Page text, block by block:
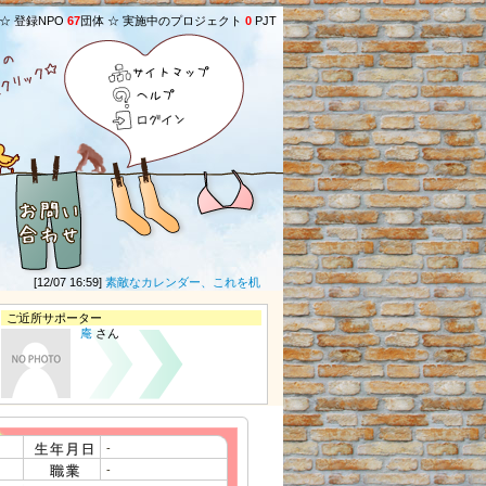
登録NPO 67団体 ☆ 実施中のプロジェクト 0 PJT
サイトマップ
ヘルプ
ログイン
[12/07 16:59]素敵なカレンダー、これを机に置いて、一年間やる気モリモリ！ 他のグ
ご近所サポーター
庵 さん
-
-